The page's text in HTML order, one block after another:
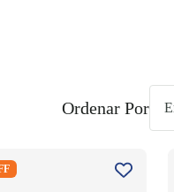
Ordenar Por
Timer ECM30 38